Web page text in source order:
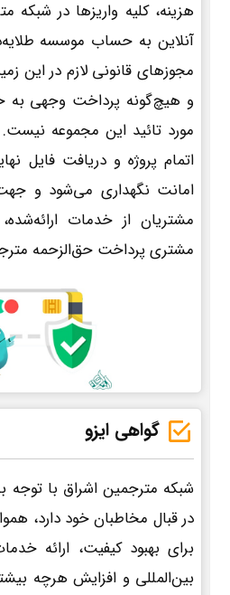
هزینه، کلیه واریزها در
آنلاین به حساب موسسه
مجوزهای قانونی لازم در این
و هیچ‌گونه پرداخت وجهی
مورد تائید این مجموعه نیست.
اتمام پروژه و دریافت فایل
امانت نگهداری می‌شود و
مشتریان از خدمات
مشتری پرداخت حق‌الزحمه
گواهی ایزو
شبکه مترجمین اشراق با
در قبال مخاطبان خود دارد،
برای بهبود کیفیت، ارائه
بین‌المللی و افزایش هرچه